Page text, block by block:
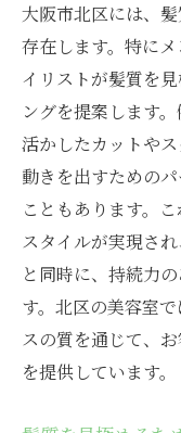
大阪市北区には、
存在します。特に
イリストが髪質を
ングを提案します
活かしたカットや
動きを出すための
こともあります。
スタイルが実現さ
と同時に、持続力
す。北区の美容室
スの質を通じて、
を提供しています。